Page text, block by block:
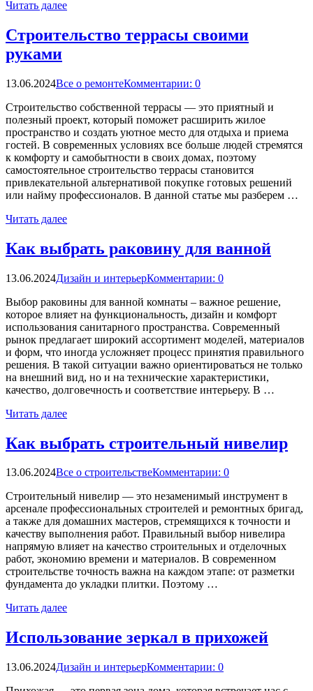
Читать далее
Строительство террасы своими
руками
13.06.2024Все о ремонтеКомментарии: 0
Строительство собственной террасы — это приятный и
полезный проект, который поможет расширить жилое
пространство и создать уютное место для отдыха и приема
гостей. В современных условиях все больше людей стремятся
к комфорту и самобытности в своих домах, поэтому
самостоятельное строительство террасы становится
привлекательной альтернативой покупке готовых решений
или найму профессионалов. В данной статье мы разберем …
Читать далее
Как выбрать раковину для ванной
13.06.2024Дизайн и интерьерКомментарии: 0
Выбор раковины для ванной комнаты – важное решение,
которое влияет на функциональность, дизайн и комфорт
использования санитарного пространства. Современный
рынок предлагает широкий ассортимент моделей, материалов
и форм, что иногда усложняет процесс принятия правильного
решения. В такой ситуации важно ориентироваться не только
на внешний вид, но и на технические характеристики,
качество, долговечность и соответствие интерьеру. В …
Читать далее
Как выбрать строительный нивелир
13.06.2024Все о строительствеКомментарии: 0
Строительный нивелир — это незаменимый инструмент в
арсенале профессиональных строителей и ремонтных бригад,
а также для домашних мастеров, стремящихся к точности и
качеству выполнения работ. Правильный выбор нивелира
напрямую влияет на качество строительных и отделочных
работ, экономию времени и материалов. В современном
строительстве точность важна на каждом этапе: от разметки
фундамента до укладки плитки. Поэтому …
Читать далее
Использование зеркал в прихожей
13.06.2024Дизайн и интерьерКомментарии: 0